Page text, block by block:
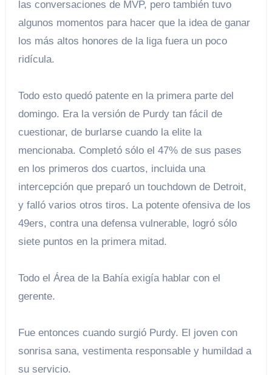
las conversaciones de MVP, pero también tuvo
algunos momentos para hacer que la idea de ganar
los más altos honores de la liga fuera un poco
ridícula.
Todo esto quedó patente en la primera parte del
domingo. Era la versión de Purdy tan fácil de
cuestionar, de burlarse cuando la elite la
mencionaba. Completó sólo el 47% de sus pases
en los primeros dos cuartos, incluida una
intercepción que preparó un touchdown de Detroit,
y falló varios otros tiros. La potente ofensiva de los
49ers, contra una defensa vulnerable, logró sólo
siete puntos en la primera mitad.
Todo el Área de la Bahía exigía hablar con el
gerente.
Fue entonces cuando surgió Purdy. El joven con
sonrisa sana, vestimenta responsable y humildad a
su servicio.